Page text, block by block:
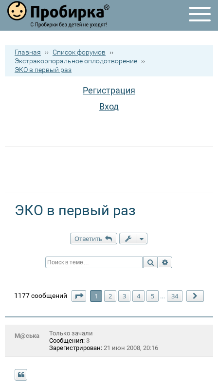
Главная ›› Список форумов
››
Экстракорпоральное оплодотворение ››
ЭКО в первый раз
Регистрация
Вход
ЭКО в первый раз
Ответить
Поиск
1177 сообщений Страница из
1 2 3 4 5 … 34
М@ська
Только зачали
Сообщения: 3
Зарегистрирован: 21 июн 2008, 20:16